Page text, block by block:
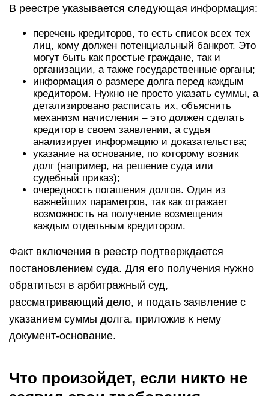
В реестре указывается следующая информация:
перечень кредиторов, то есть список всех тех
лиц, кому должен потенциальный банкрот. Это
могут быть как простые граждане, так и
организации, а также государственные органы;
информация о размере долга перед каждым
кредитором. Нужно не просто указать суммы, а
детализировано расписать их, объяснить
механизм начисления – это должен сделать
кредитор в своем заявлении, а судья
анализирует информацию и доказательства;
указание на основание, по которому возник
долг (например, на решение суда или
судебный приказ);
очередность погашения долгов. Один из
важнейших параметров, так как отражает
возможность на получение возмещения
каждым отдельным кредитором.
Факт включения в реестр подтверждается
постановлением суда. Для его получения нужно
обратиться в арбитражный суд,
рассматривающий дело, и подать заявление с
указанием суммы долга, приложив к нему
документ-основание.
Что произойдет, если никто не